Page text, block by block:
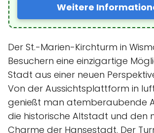
Weitere
Der St.-Marien-Kirchturm in
Besuchern eine einzigartige
Stadt aus einer neuen
Von der Aussichtsplattform in
genießt man atemberaubende
die historische Altstadt und den
Charme der Hansestadt. Der